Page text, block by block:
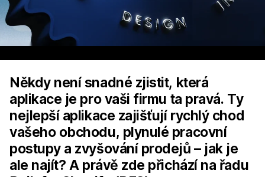
Někdy není snadné zjistit, která
aplikace je pro vaši firmu ta pravá. Ty
nejlepší aplikace zajišťují rychlý chod
vašeho obchodu, plynulé pracovní
postupy a zvyšování prodejů – jak je
ale najít? A právě zde přichází na řadu